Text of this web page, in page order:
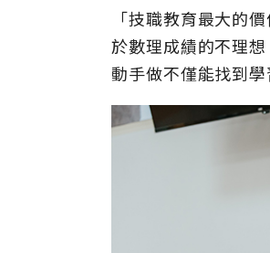
「技職教育最大的
於數理成績的不理
動手做不僅能找到